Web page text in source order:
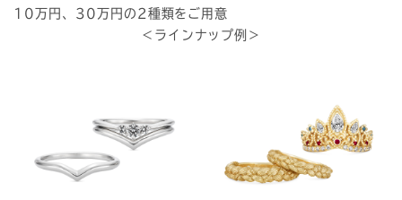
10万円、30万円の2種類をご用意
＜ラインナップ例＞